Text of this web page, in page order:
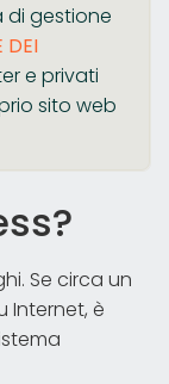
di gestione
DEI
e privati
sito web
Se circa un
Internet, è